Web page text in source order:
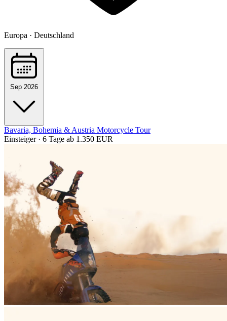
Europa · Deutschland
Sep 2026
Bavaria, Bohemia & Austria Motorcycle Tour
Einsteiger · 6 Tage ab 1.350 EUR